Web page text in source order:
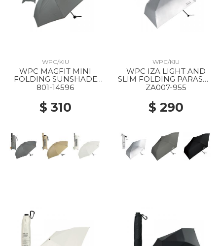
WPC/KIU
WPC MAGFIT MINI
FOLDING SUNSHADE
PARASOL GRAY
801-14596
$ 310
WPC/KIU
WPC IZA LIGHT AND
SLIM FOLDING PARASOL
955 SILVER
ZA007-955
$ 290